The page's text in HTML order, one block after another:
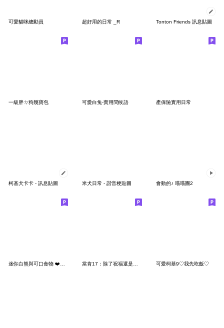
可愛貓咪總動員 超好用的日常 _R Tonton Friends 訊息貼圖
一級胖ㄉ狗幾寶包 可愛白兔-實用問候語 產保險實用日常
柯基犬卡卡 - 訊息貼圖 米犬日常 - 諧音梗貼圖 會動的♪ 喵喵團2
可愛柯基9♡我先吃飯♡